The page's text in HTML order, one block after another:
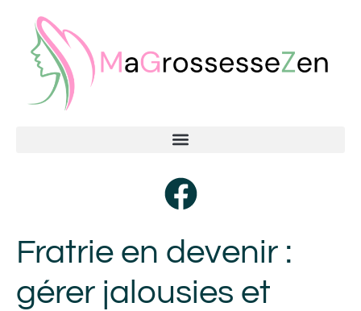
Fratrie en devenir :
gérer jalousies et